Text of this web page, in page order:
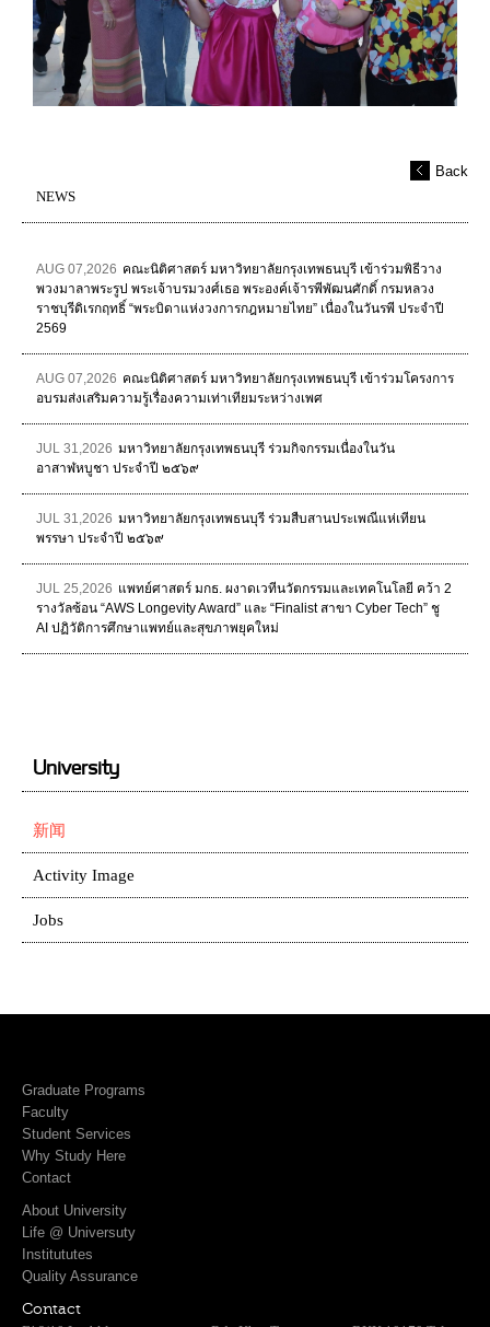
Back
NEWS
AUG 07,2026 คณะนิติศาสตร์ มหาวิทยาลัยกรุงเทพธนบุรี เข้าร่วมพิธีวาง
พวงมาลาพระรูป พระเจ้าบรมวงศ์เธอ พระองค์เจ้ารพีพัฒนศักดิ์ กรมหลวง
ราชบุรีดิเรกฤทธิ์ “พระบิดาแห่งวงการกฎหมายไทย” เนื่องในวันรพี ประจำปี
2569
AUG 07,2026 คณะนิติศาสตร์ มหาวิทยาลัยกรุงเทพธนบุรี เข้าร่วมโครงการ
อบรมส่งเสริมความรู้เรื่องความเท่าเทียมระหว่างเพศ
JUL 31,2026 มหาวิทยาลัยกรุงเทพธนบุรี ร่วมกิจกรรมเนื่องในวัน
อาสาฬหบูชา ประจำปี ๒๕๖๙
JUL 31,2026 มหาวิทยาลัยกรุงเทพธนบุรี ร่วมสืบสานประเพณีแห่เทียน
พรรษา ประจำปี ๒๕๖๙
JUL 25,2026 แพทย์ศาสตร์ มกธ. ผงาดเวทีนวัตกรรมและเทคโนโลยี คว้า 2
รางวัลซ้อน “AWS Longevity Award” และ “Finalist สาขา Cyber Tech” ชู
AI ปฏิวัติการศึกษาแพทย์และสุขภาพยุคใหม่
University
新闻
Activity Image
Jobs
Graduate Programs
Faculty
Student Services
Why Study Here
Contact
About University
Life @ Universuty
Institututes
Quality Assurance
Contact